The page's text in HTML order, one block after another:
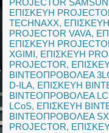
PROJECTOR
ΕΠΙΣΚΕΥΗ
TECHNAXX, ΕΠΙΣΚΕΥΗ
PROJECTOR VAVA,
ΕΠΙΣΚΕΥΗ
XGIMI, ΕΠΙΣΚΕΥΗ
PROJECTOR,
ΒΙΝΤΕΟΠΡΟΒΟΛΕΑ
D-ILA, ΕΠΙΣΚΕΥΗ
ΒΙΝΤΕΟΠΡΟΒΟΛΕΑ
LCoS, ΕΠΙΣΚΕΥΗ
ΒΙΝΤΕΟΠΡΟΒΟΛΕΑ
PROJECTOR,